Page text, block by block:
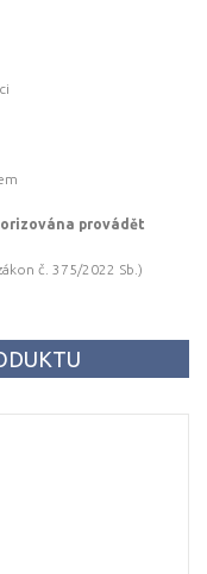
provádět
č. 375/2022 Sb.)